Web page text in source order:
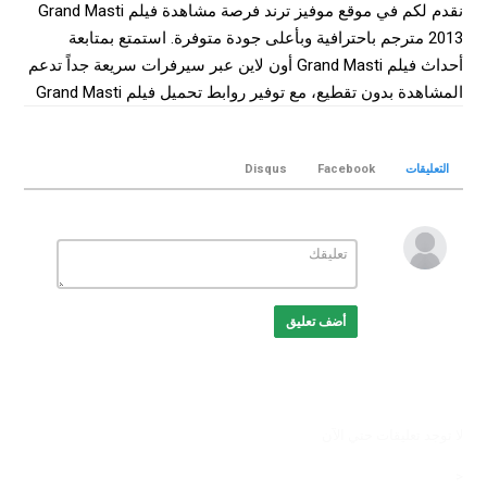
نقدم لكم في موقع موفيز ترند فرصة مشاهدة فيلم Grand Masti
2013 مترجم باحترافية وبأعلى جودة متوفرة. استمتع بمتابعة
أحداث فيلم Grand Masti أون لاين عبر سيرفرات سريعة جداً تدعم
المشاهدة بدون تقطيع، مع توفير روابط تحميل فيلم Grand Masti
التصنيف
افلام هندي
Grand Masti
فيلم Grand Masti , فيلم Grand Masti مترجم ,
Grand Masti 2013
,
Masti,Grand Masti movie ,Grand Masti online
, موفيز ترند
التعليقات Facebook
Disqus
أضف تعليق